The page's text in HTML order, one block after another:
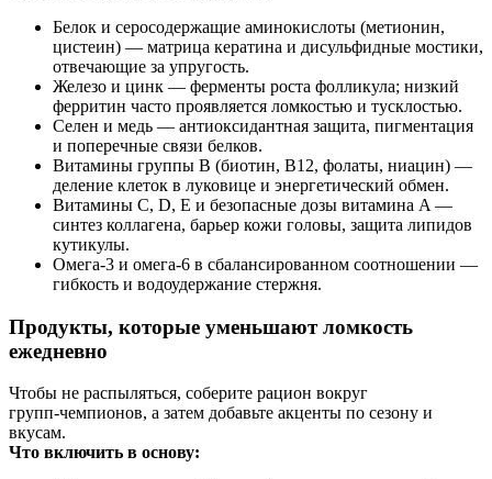
Белок и серосодержащие аминокислоты (метионин,
цистеин) — матрица кератина и дисульфидные мостики,
отвечающие за упругость.
Железо и цинк — ферменты роста фолликула; низкий
ферритин часто проявляется ломкостью и тусклостью.
Селен и медь — антиоксидантная защита, пигментация
и поперечные связи белков.
Витамины группы B (биотин, В12, фолаты, ниацин) —
деление клеток в луковице и энергетический обмен.
Витамины C, D, E и безопасные дозы витамина A —
синтез коллагена, барьер кожи головы, защита липидов
кутикулы.
Омега‑3 и омега‑6 в сбалансированном соотношении —
гибкость и водоудержание стержня.
Продукты, которые уменьшают ломкость
ежедневно
Чтобы не распыляться, соберите рацион вокруг
групп‑чемпионов, а затем добавьте акценты по сезону и
вкусам.
Что включить в основу: